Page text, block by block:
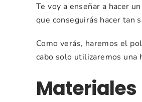
Te voy a enseñar a hacer un
que conseguirás hacer tan
Como verás, haremos el
cabo solo utilizaremos una
Materiales